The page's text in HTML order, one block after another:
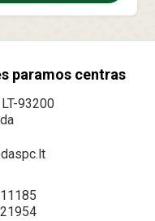
paramos centras
93200